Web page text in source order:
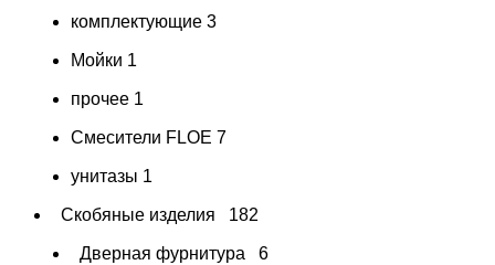
комплектующие 3
Мойки 1
прочее 1
Смесители FLOE 7
унитазы 1
Скобяные изделия 182
Дверная фурнитура 6